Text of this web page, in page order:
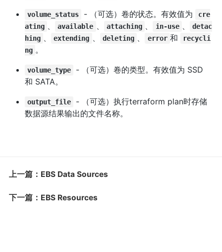
volume_status - （可选）卷的状态。有效值为
cre
ating
available attaching in-use
detac
hing
extending deleting error 和
recycli
ng 。
volume_type
- （可选）卷的类型。有效值为 SSD
和 SATA。
output_file
- （可选）执行terraform plan时存储
数据源结果输出的文件名称。
上一篇：EBS Data Sources
下一篇：EBS Resources